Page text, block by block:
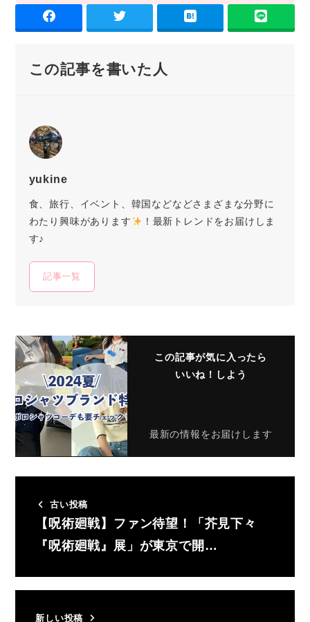
この記事を書いた人
yukine
食、旅行、イベント、韓国などなどさまざまな分野に
わたり興味があります
！最新トレンドをお届けしま
す♪
記事一覧
この記事が気に入ったら
いいね！しよう
最新の情報をお届けします
古い投稿
【呪術廻戦】ファン待望！「芥見下々
『呪術廻戦』展」が東京で開…
新しい投稿